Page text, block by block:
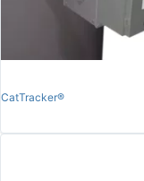
CatTracker®